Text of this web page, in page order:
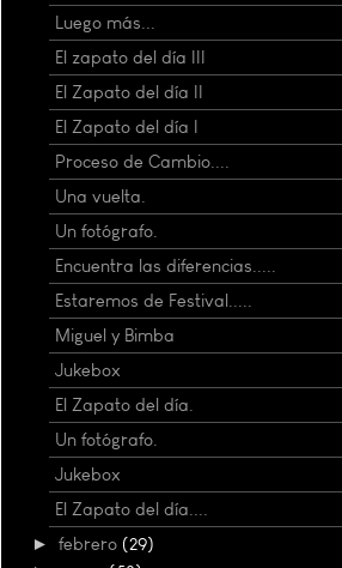
Luego más...
El zapato del día III
El Zapato del día II
El Zapato del día I
Proceso de Cambio....
Una vuelta.
Un fotógrafo.
Encuentra las diferencias.....
Estaremos de Festival.....
Miguel y Bimba
Jukebox
El Zapato del día.
Un fotógrafo.
Jukebox
El Zapato del día....
► febrero (29)